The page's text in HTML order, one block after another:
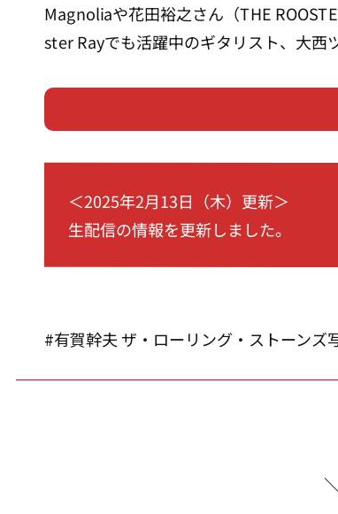
Magnoliaや花田裕之さん（THE
ster Rayでも活躍中のギタリスト、大西
＜2025年2月13日（木）更新＞
生配信の情報を更新しました。
#有賀幹夫 ザ・ローリング・ストーンズ